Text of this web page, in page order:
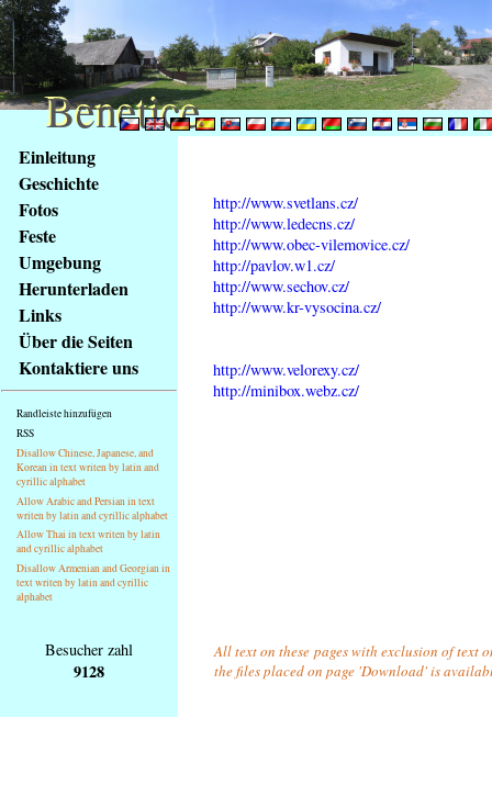
obsah
stránky
Klávesové
zkratky
tomto
webu
základní
Hlavní
strana
Einleitung
Geschichte
Fotos
Feste
Umgebung
Herunterladen
Links
Über die Seiten
Kontaktiere uns
Randleiste hinzufügen
RSS
Disallow Chinese, Japanese, and
Korean in text writen by latin and
cyrillic alphabet
Allow Arabic and Persian in text
writen by latin and cyrillic alphabet
Allow Thai in text writen by latin
and cyrillic alphabet
Disallow Armenian and Georgian in
text writen by latin and cyrillic
alphabet
http://www.svetlans.cz/
http://www.ledecns.cz/
http://www.obec-vilemovice.cz/
http://pavlov.w1.cz/
http://www.sechov.cz/
http://www.kr-vysocina.cz/
http://www.velorexy.cz/
http://minibox.webz.cz/
Besucher zahl
9128
All text on these pages with exclusion of text
the files placed on page 'Download' is
Benetice
Benetice